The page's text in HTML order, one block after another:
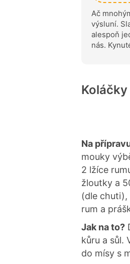
Ač
výsluní.
alespoň
nás.
Na
mouky
2 lžíce
žloutky a
(dle chuti),
rum a
Jak na to?
kůru a sůl.
do mísy s